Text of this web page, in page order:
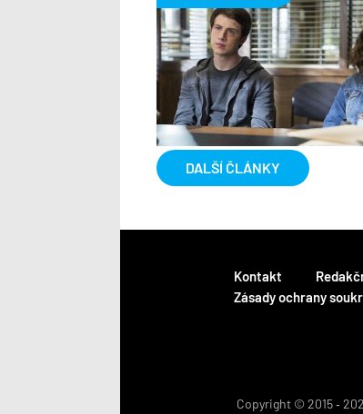
DALŠÍ ČLÁNKY
Kontakt
Zásady ochrany
Copyright © 2015 ‐